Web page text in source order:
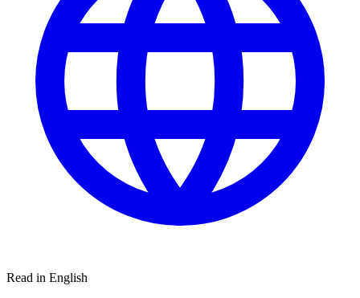
Read in English